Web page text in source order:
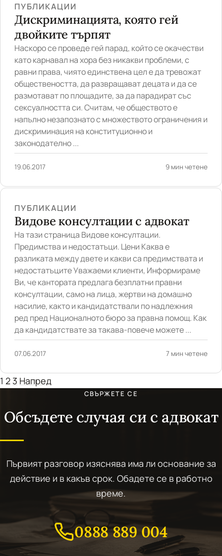
ПУБЛИКАЦИИ
Дискриминацията, която гей
двойките търпят
Наскоро се проведе гей пaрад, който се окачестви
като карнавал на хора без никакви проблеми, с
равни права, чиято единствена цел е да тревожат
обществеността, да развращават децата и да се
размотават по площадите, за да парадират със
сексуалността си. Считам, че обществото е
напълно незапознато с множеството ограничения и
дискриминация на конституционно и
законодателно ...
19.06.2017 9 мин четене
ПУБЛИКАЦИИ
Видове консултации с адвокат
На тази страница Видове консултации.
Предимства и недостатъци. Цени Каква е
разликата между двете и какви са предимствата и
недостатъците Уважаеми клиенти, Информираме
Ви, че кантората предлага безплатни правни
консултации, само на лица, жертви на домашно
насилие, както и кандидатствали по надлежния
ред пред Националното бюро за правна помощ. Как
да кандидатствате за такава-повече можете ...
07.06.2017 7 мин четене
1 23 Напред
СВЪРЖЕТЕ СЕ
Обсъдете случая си с адвокат
Първият разговор изяснява има ли основание за
действие и в какъв срок. Обадете се в работно
време.
0888 889 004